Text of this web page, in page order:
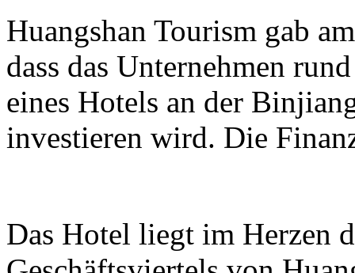
Huangshan Tourism gab
dass das Unternehmen
eines Hotels an der
investieren wird. Die
Das Hotel liegt im Herzen